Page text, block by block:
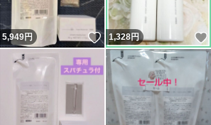
いいね！
5,949円 いいね！
1,328円